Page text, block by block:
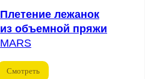
Плетение лежанок
из объемной пряжи
MARS
Смотреть